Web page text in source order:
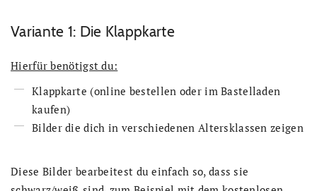
Variante 1: Die Klappkarte
Hierfür benötigst du:
Klappkarte (online bestellen oder im Bastelladen
kaufen)
Bilder die dich in verschiedenen Altersklassen zeigen
Diese Bilder bearbeitest du einfach so, dass sie